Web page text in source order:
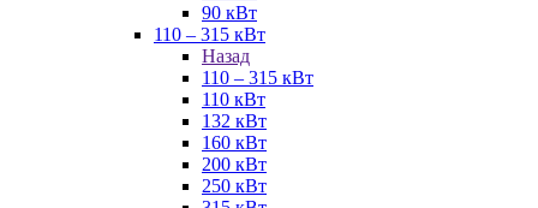
90 кВт
110 – 315 кВт
Назад
110 – 315 кВт
110 кВт
132 кВт
160 кВт
200 кВт
250 кВт